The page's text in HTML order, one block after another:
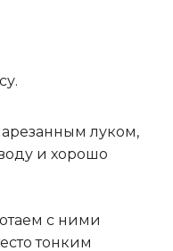
луком,
и хорошо
с ними
тонким